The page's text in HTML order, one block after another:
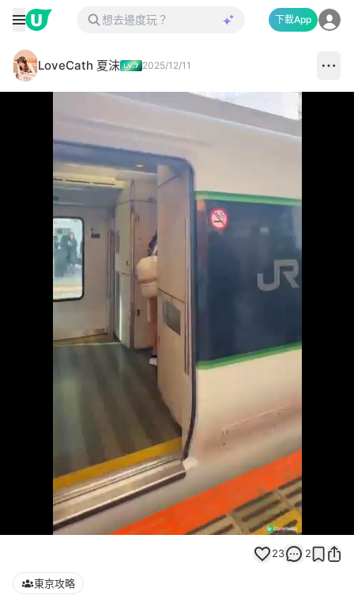
下載App
LoveCath 夏沫 2025/12/11
100.00%
23 2
東京攻略